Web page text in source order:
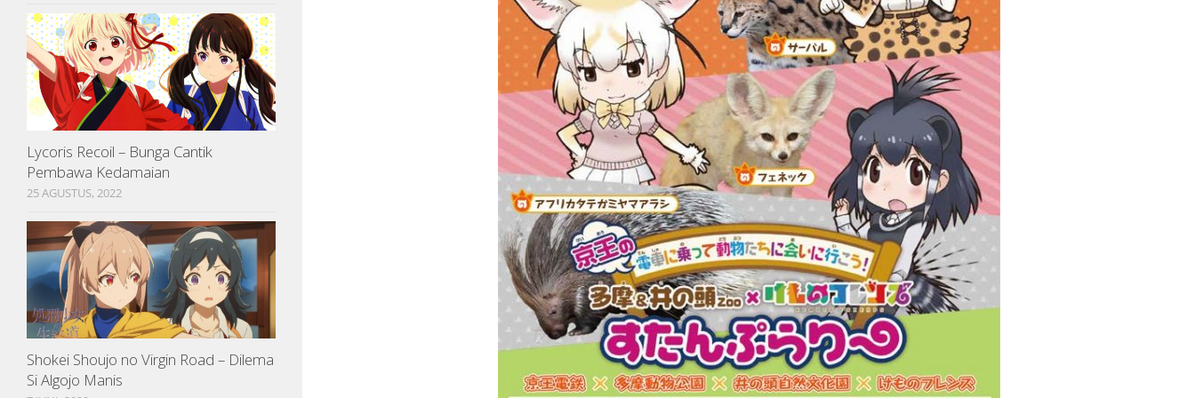
Lycoris Recoil – Bunga Cantik
Pembawa Kedamaian
25 AGUSTUS, 2022
Shokei Shoujo no Virgin Road – Dilema
Si Algojo Manis